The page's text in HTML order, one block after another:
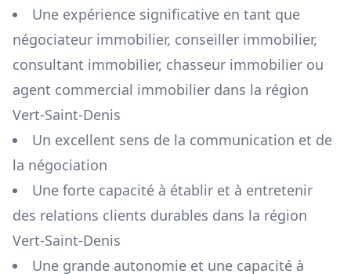
Une expérience significative en tant que
négociateur immobilier, conseiller immobilier,
consultant immobilier, chasseur immobilier ou
agent commercial immobilier dans la région
Vert-Saint-Denis
Un excellent sens de la communication et de
la négociation
Une forte capacité à établir et à entretenir
des relations clients durables dans la région
Vert-Saint-Denis
Une grande autonomie et une capacité à